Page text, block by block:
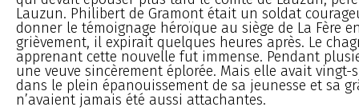
Lauzun. Philibert de Gramont était un soldat
donner le témoignage héroïque au siège de La Fère
grièvement, il expirait quelques heures après. Le
apprenant cette nouvelle fut immense. Pendant
une veuve sincèrement éplorée. Mais elle avait vingt-
dans le plein épanouissement de sa jeunesse et sa
n’avaient jamais été aussi attachantes.